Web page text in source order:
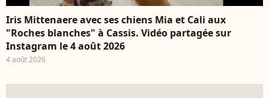
Iris Mittenaere avec ses chiens Mia et Cali aux
"Roches blanches" à Cassis. Vidéo partagée sur
Instagram le 4 août 2026
4 août 2026